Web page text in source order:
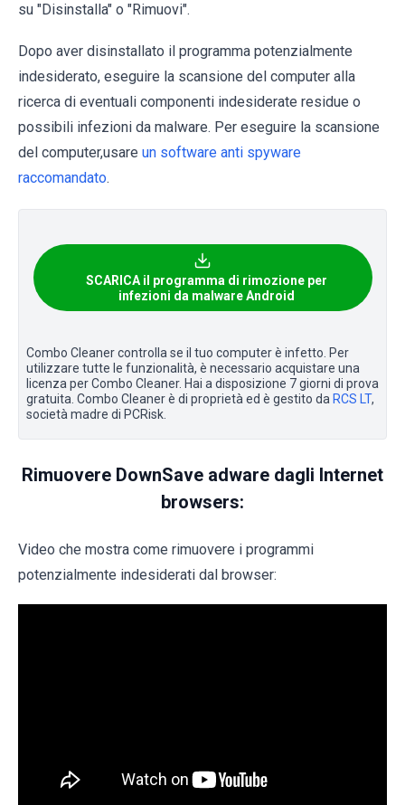
su "Disinstalla" o "Rimuovi".
Dopo aver disinstallato il programma potenzialmente
indesiderato, eseguire la scansione del computer alla
ricerca di eventuali componenti indesiderate residue o
possibili infezioni da malware. Per eseguire la scansione
del computer,usare un software anti spyware
raccomandato.
SCARICA il programma di rimozione per
infezioni da malware Android
Combo Cleaner controlla se il tuo computer è infetto. Per
utilizzare tutte le funzionalità, è necessario acquistare una
licenza per Combo Cleaner. Hai a disposizione 7 giorni di prova
gratuita. Combo Cleaner è di proprietà ed è gestito da RCS LT,
società madre di PCRisk.
Rimuovere DownSave adware dagli Internet
browsers:
Video che mostra come rimuovere i programmi
potenzialmente indesiderati dal browser: